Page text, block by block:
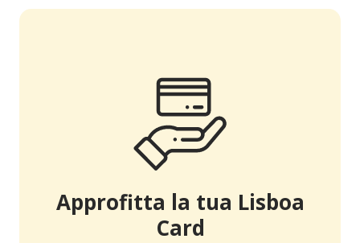
Approfitta la tua Lisboa
Card